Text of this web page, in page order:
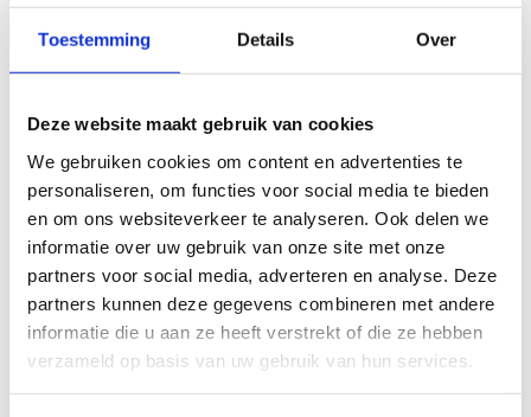
Toestemming Details Over
Deze website maakt gebruik van cookies
We gebruiken cookies om content en advertenties te
personaliseren, om functies voor social media te bieden
en om ons websiteverkeer te analyseren. Ook delen we
informatie over uw gebruik van onze site met onze
partners voor social media, adverteren en analyse. Deze
partners kunnen deze gegevens combineren met andere
informatie die u aan ze heeft verstrekt of die ze hebben
verzameld op basis van uw gebruik van hun services.
Studio met kitchenette
Betrokken reisleiding
Mooie excursies
Kunnen wij u helpen?